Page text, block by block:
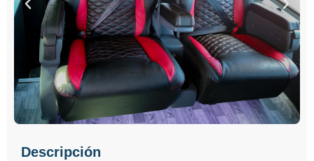
Descripción